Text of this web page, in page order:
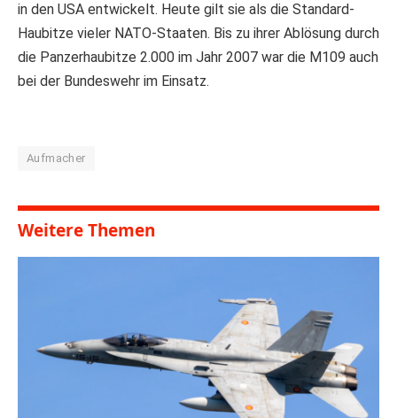
in den USA entwickelt. Heute gilt sie als die Standard-
Haubitze vieler NATO-Staaten. Bis zu ihrer Ablösung durch
die Panzerhaubitze 2.000 im Jahr 2007 war die M109 auch
bei der Bundeswehr im Einsatz.
Aufmacher
Weitere Themen